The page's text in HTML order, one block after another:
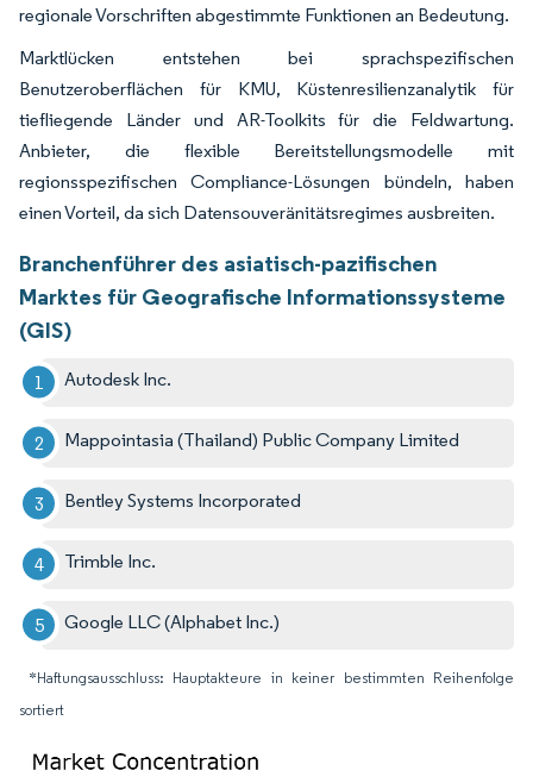
regionale Vorschriften abgestimmte Funktionen an Bedeutung.
Marktlücken entstehen bei sprachspezifischen
Benutzeroberflächen für KMU, Küstenresilienzanalytik für
tiefliegende Länder und AR-Toolkits für die Feldwartung.
Anbieter, die flexible Bereitstellungsmodelle mit
regionsspezifischen Compliance-Lösungen bündeln, haben
einen Vorteil, da sich Datensouveränitätsregimes ausbreiten.
Branchenführer des asiatisch-pazifischen
Marktes für Geografische Informationssysteme
(GIS)
Autodesk Inc.
Mappointasia (Thailand) Public Company Limited
Bentley Systems Incorporated
Trimble Inc.
Google LLC (Alphabet Inc.)
*Haftungsausschluss: Hauptakteure in keiner bestimmten Reihenfolge
sortiert